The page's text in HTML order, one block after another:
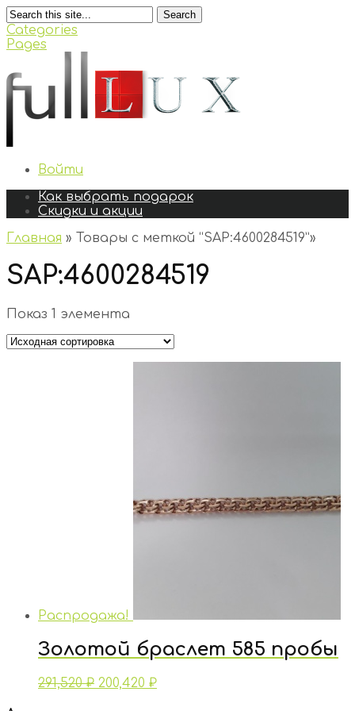
Search
Categories
Pages
Войти
Как выбрать подарок
Скидки и акции
Главная » Товары с меткой “SAP:4600284519”»
SAP:4600284519
Показ 1 элемента
Распродажа!
Золотой браслет 585 пробы
291,520₽ 200,420 ₽